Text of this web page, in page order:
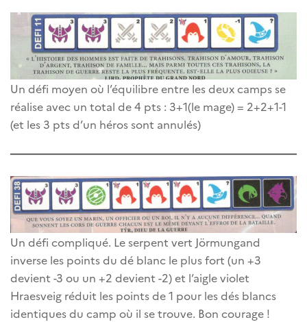
Un défi moyen où l’équilibre entre les deux camps se
réalise avec un total de 4 pts : 3+1(le mage) = 2+2+1-1
(et les 3 pts d’un héros sont annulés)
Un défi compliqué. Le serpent vert Jörmungand
inverse les points du dé blanc le plus fort (un +3
devient -3 ou un +2 devient -2) et l’aigle violet
Hraesveig réduit les points de 1 pour les dés blancs
identiques du camp où il se trouve. Bon courage !